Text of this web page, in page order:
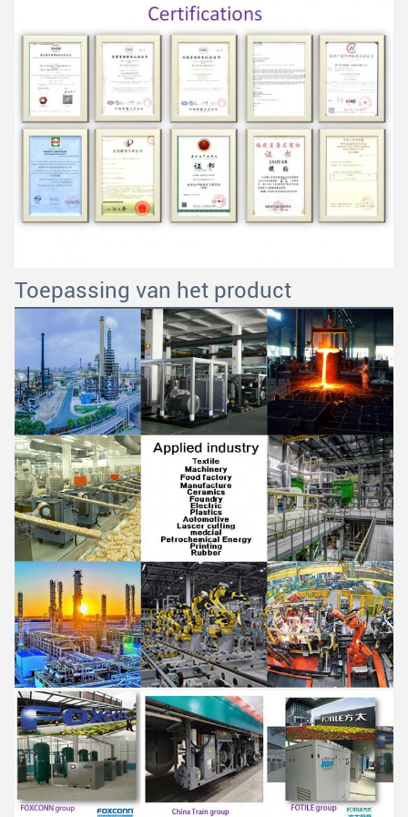
VERZENDEN
Toepassing van het product